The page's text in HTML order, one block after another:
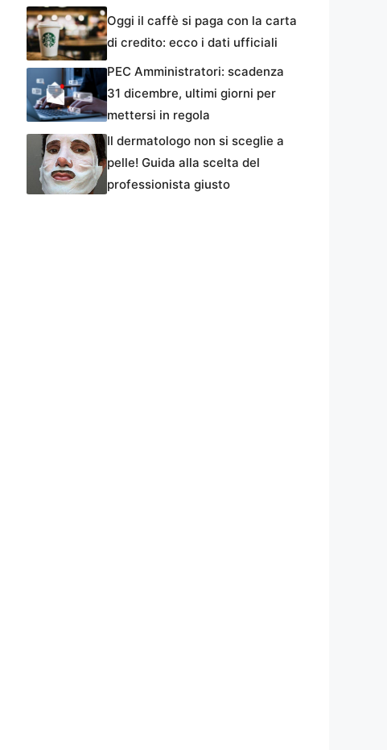
Oggi il caffè si paga con la carta
di credito: ecco i dati ufficiali
PEC Amministratori: scadenza
31 dicembre, ultimi giorni per
mettersi in regola
Il dermatologo non si sceglie a
pelle! Guida alla scelta del
professionista giusto